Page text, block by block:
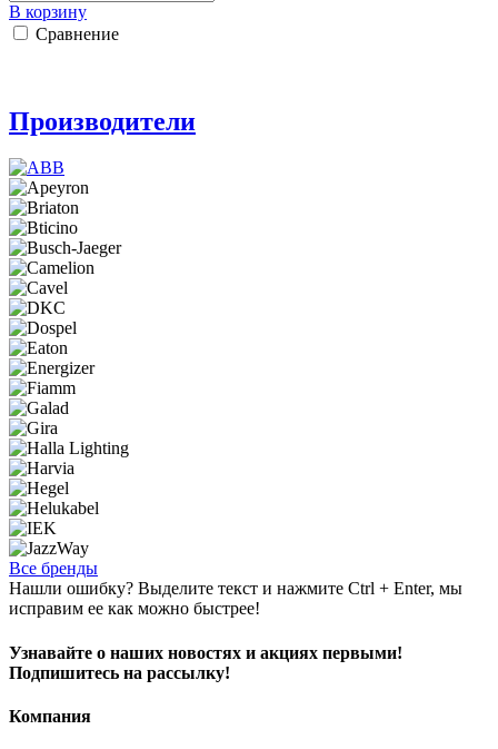
В корзину
Сравнение
Производители
Все бренды
Нашли ошибку? Выделите текст и нажмите Ctrl + Enter, мы
исправим ее как можно быстрее!
Узнавайте о наших новостях и акциях первыми!
Подпишитесь на рассылку!
Компания